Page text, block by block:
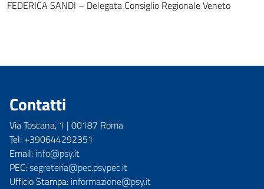
FEDERICA SANDI – Delegata Consiglio Regionale Veneto
Contatti
Via Toscana, 1 | 00187 Roma
Tel: +390644292351
Email: info@psy.it
PEC:segreteria@pec.psypec.it
Ufficio Stampa: informazione@psy.it